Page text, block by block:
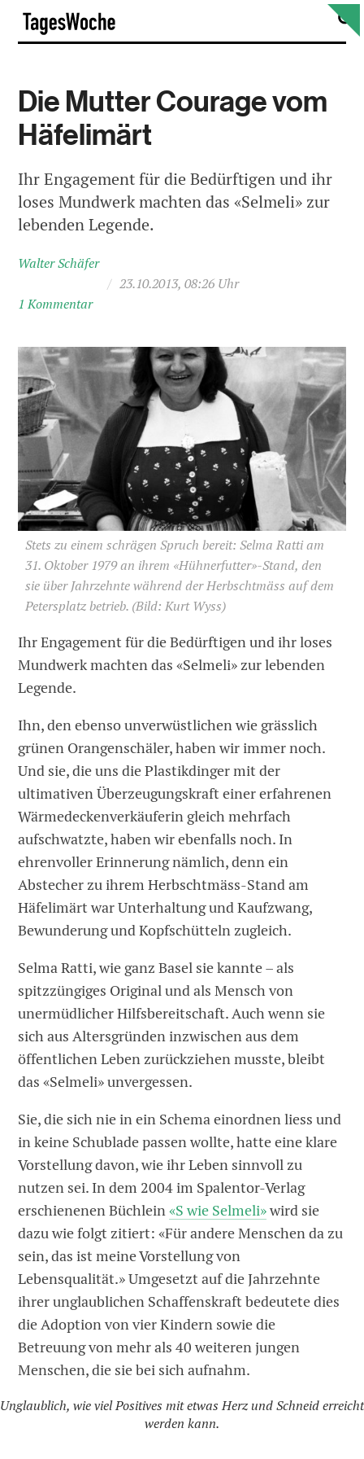
Skip
content
Die Mutter Courage vom
Häfelimärt
Ihr Engagement für die Bedürftigen und ihr
loses Mundwerk machten das «Selmeli» zur
lebenden Legende.
Walter Schäfer
/ 23.10.2013, 08:26 Uhr
1 Kommentar
Stets zu einem schrägen Spruch bereit: Selma Ratti am
31. Oktober 1979 an ihrem «Hühner­futter»-Stand, den
sie über Jahrzehnte während der Herbschtmäss auf dem
Petersplatz betrieb. (Bild: Kurt Wyss)
Ihr Engagement für die Bedürftigen und ihr loses
Mundwerk machten das «Selmeli» zur lebenden
Legende.
Ihn, den ebenso unverwüstlichen wie grässlich
grünen Orangenschäler, haben wir immer noch.
Und sie, die uns die Plastik­dinger mit der
ultimativen Überzeugungskraft einer erfahrenen
Wärmedeckenverkäuferin gleich mehrfach
aufschwatzte, haben wir ebenfalls noch. In
ehrenvoller Erinnerung nämlich, denn ein
Abstecher zu ihrem Herbschtmäss-Stand am
Häfelimärt war Unterhaltung und Kaufzwang,
Bewunderung und Kopfschütteln zugleich.
Selma Ratti, wie ganz Basel sie kannte – als
spitzzüngiges Original und als Mensch von
unermüdlicher Hilfsbereitschaft. Auch wenn sie
sich aus ­Altersgründen inzwischen aus dem
öffentlichen Leben zurückziehen musste, bleibt
das «Selmeli» unvergessen.
Sie, die sich nie in ein Schema einordnen liess und
in keine Schublade passen wollte, hatte eine klare
Vorstellung davon, wie ihr Leben sinnvoll zu
nutzen sei. In dem 2004 im Spalentor-Verlag
erschienenen Büchlein«S wie Selmeli»wird sie
dazu wie folgt zitiert: «Für andere Menschen da zu
sein, das ist meine Vorstellung von
Lebensqualität.» Umgesetzt auf die Jahrzehnte
ihrer unglaublichen Schaffenskraft bedeutete dies
die Adoption von vier Kindern sowie die
Betreuung von mehr als 40 weiteren jungen
Menschen, die sie bei sich aufnahm.
Unglaublich, wie viel Positives mit etwas Herz und Schneid ­erreicht
werden kann.